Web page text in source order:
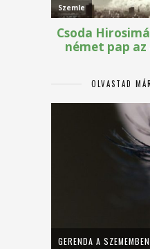
OLVASTAD
GERENDA A SZEMEMBEN